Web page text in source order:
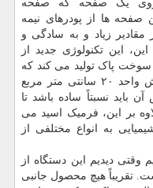
روی یک صفحه که صفحه
صفحه ها از پودرهای نیمه
زیاد و به سادگی و
این تکنولوژی جدید از
پاک تولید می کند که
نگهداری آن راحتتر است. اندازه آزمایش واحد ۲۰ سانتی متر مربع
باید نسبتاً ساده باشد تا
بر این، فرمیک اسید می
به انواع مختلفی از
دیدیم این دستگاه از
تقریباً هیچ محصول جانبی